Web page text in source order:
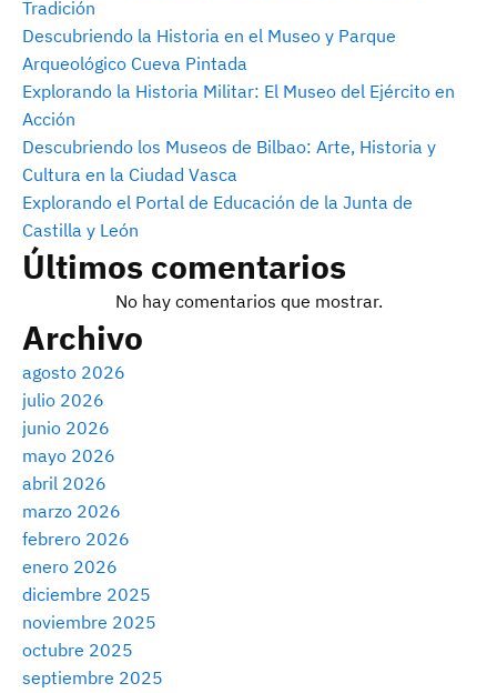
Tradición
Descubriendo la Historia en el Museo y Parque
Arqueológico Cueva Pintada
Explorando la Historia Militar: El Museo del Ejército en
Acción
Descubriendo los Museos de Bilbao: Arte, Historia y
Cultura en la Ciudad Vasca
Explorando el Portal de Educación de la Junta de
Castilla y León
Últimos comentarios
No hay comentarios que mostrar.
Archivo
agosto 2026
julio 2026
junio 2026
mayo 2026
abril 2026
marzo 2026
febrero 2026
enero 2026
diciembre 2025
noviembre 2025
octubre 2025
septiembre 2025